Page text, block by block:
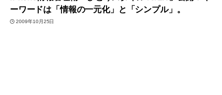
ーワードは「情報の一元化」と「シンプル」。
2009年10月25日